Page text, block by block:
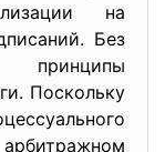
на
Без
Поскольку